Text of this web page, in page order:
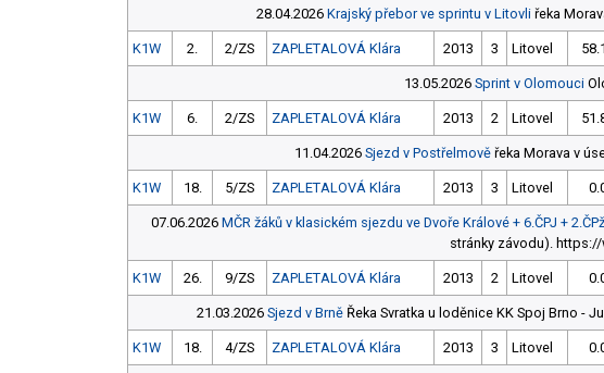
28.04.2026 Krajský přebor ve sprintu v Litovliřeka
K1W 2. 2/ZS ZAPLETALOVÁ Klára 2013 3 Litovel
13.05.2026 Sprint v Olomouci
K1W 6. 2/ZS ZAPLETALOVÁ Klára 2013 2 Litovel
11.04.2026 Sjezd v Postřelmově řeka Morava v
K1W 18. 5/ZS ZAPLETALOVÁ Klára 2013 3 Litovel
07.06.2026 MČR žáků v klasickém sjezdu ve Dvoře Králové + 6.ČPJ + 2.ČPž
stránky závodu).
K1W 26. 9/ZS ZAPLETALOVÁ Klára 2013 2 Litovel
21.03.2026 Sjezd v Brně Řeka Svratka u loděnice KK Spoj Brno -
K1W 18. 4/ZS ZAPLETALOVÁ Klára 2013 3 Litovel